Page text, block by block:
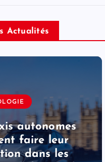
Actualités
autonomes
faire leur
dans les